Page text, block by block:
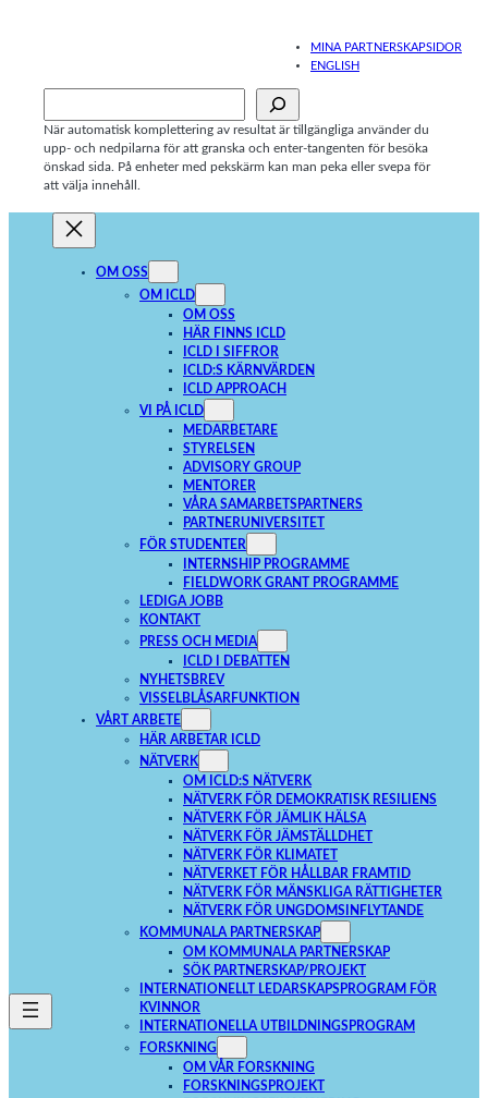
MINA PARTNERSKAPSIDOR
ENGLISH
När automatisk komplettering av resultat är tillgängliga använder du
upp- och nedpilarna för att granska och enter-tangenten för besöka
önskad sida. På enheter med pekskärm kan man peka eller svepa för
att välja innehåll.
OM OSS
OM ICLD
OM OSS
HÄR FINNS ICLD
ICLD I SIFFROR
ICLD:S KÄRNVÄRDEN
ICLD APPROACH
VI PÅ ICLD
MEDARBETARE
STYRELSEN
ADVISORY GROUP
MENTORER
VÅRA SAMARBETSPARTNERS
PARTNERUNIVERSITET
FÖR STUDENTER
INTERNSHIP PROGRAMME
FIELDWORK GRANT PROGRAMME
LEDIGA JOBB
KONTAKT
PRESS OCH MEDIA
ICLD I DEBATTEN
NYHETSBREV
VISSELBLÅSARFUNKTION
VÅRT ARBETE
HÄR ARBETAR ICLD
NÄTVERK
OM ICLD:S NÄTVERK
NÄTVERK FÖR DEMOKRATISK RESILIENS
NÄTVERK FÖR JÄMLIK HÄLSA
NÄTVERK FÖR JÄMSTÄLLDHET
NÄTVERK FÖR KLIMATET
NÄTVERKET FÖR HÅLLBAR FRAMTID
NÄTVERK FÖR MÄNSKLIGA RÄTTIGHETER
NÄTVERK FÖR UNGDOMSINFLYTANDE
KOMMUNALA PARTNERSKAP
OM KOMMUNALA PARTNERSKAP
SÖK PARTNERSKAP/PROJEKT
INTERNATIONELLT LEDARSKAPSPROGRAM FÖR
KVINNOR
INTERNATIONELLA UTBILDNINGSPROGRAM
FORSKNING
OM VÅR FORSKNING
FORSKNINGSPROJEKT